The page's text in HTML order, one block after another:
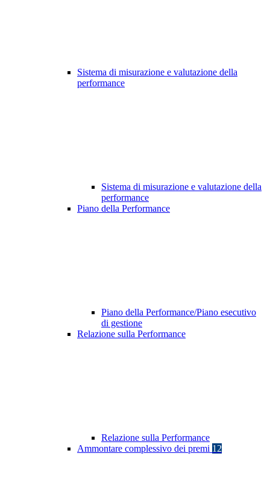
Sistema di misurazione e valutazione della
performance
Sistema di misurazione e valutazione della
performance
Piano della Performance
Piano della Performance/Piano esecutivo
di gestione
Relazione sulla Performance
Relazione sulla Performance
Ammontare complessivo dei premi 12